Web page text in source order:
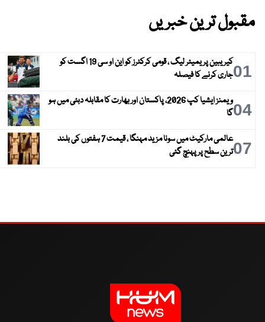
مقبول ترین خبریں
01
کیریبین پریمیئر لیگ ، قومی کرکٹرز کو این او سی 19 اگست کو
جاری کرنے کا فیصلہ
04
ویمنز ایشیا کپ 2026، پاکستان اور بھارت کا مقابلہ دبئی میں ہو
گا
07
عالمی مارکیٹ میں سونا مزید مہنگا ، قیمت 7 ہفتوں کی بلند
ترین سطح پر پہنچ گئی